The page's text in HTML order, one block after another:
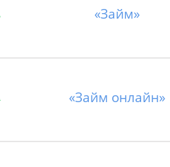
«Займ»
«Займ онлайн»